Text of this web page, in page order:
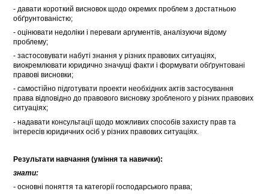
- давати короткий висновок щодо окремих проблем з достатньою
обґрунтованістю;
- оцінювати недоліки і переваги аргументів, аналізуючи відому
проблему;
- застосовувати набуті знання у різних правових ситуаціях,
виокремлювати юридично значущі факти і формувати обґрунтовані
правові висновки;
- самостійно підготувати проекти необхідних актів застосування
права відповідно до правового висновку зробленого у різних правових
ситуаціях;
- надавати консультації щодо можливих способів захисту прав та
інтересів юридичних осіб у різних правових ситуаціях.
Результати навчання (уміння та навички):
знати:
-основні поняття та категорії господарського права;